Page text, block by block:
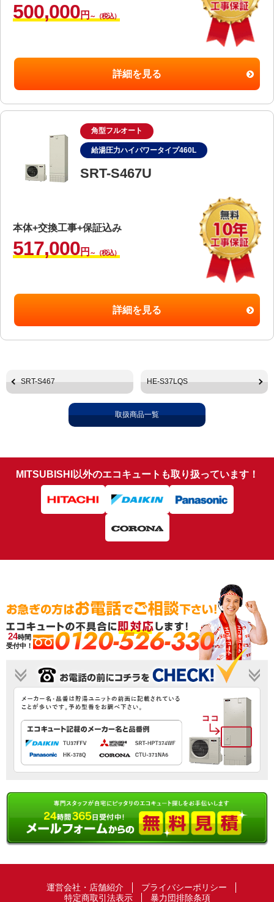
500,000円 ～（税込）
詳細を見る
角型フルオート
給湯圧力ハイパワータイプ460L
SRT-S467U
本体+交換工事+保証込み
517,000円 ～（税込）
詳細を見る
SRT-S467 HE-S37LQS
取扱商品一覧
MITSUBISHI以外のエコキュートも取り扱っています！
24時間
受付中！
0120-526-330
運営会社・店舗紹介
プライバシーポリシー
特定商取引法表示
暴力団排除条項